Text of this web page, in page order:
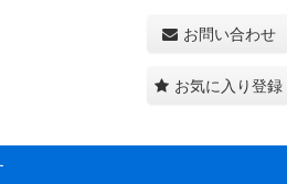
お問い合わせ
お気に入り登録